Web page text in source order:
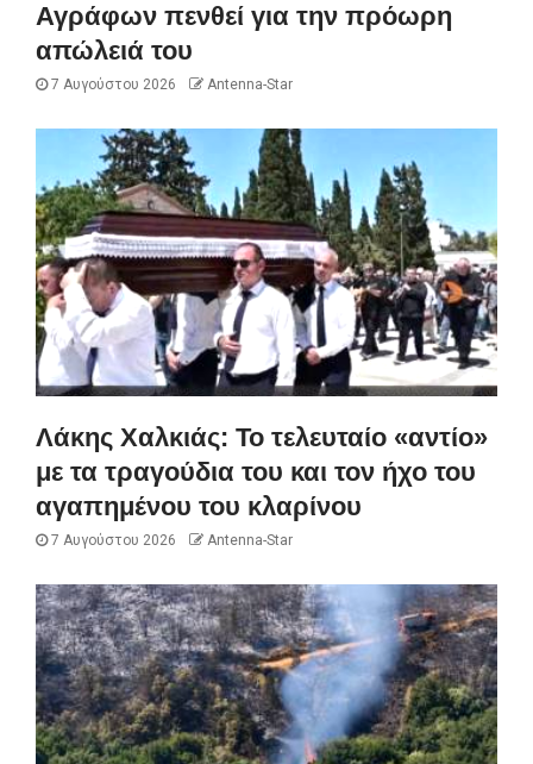
Αγράφων πενθεί για την πρόωρη
απώλειά του
7 Αυγούστου 2026 Antenna-Star
Λάκης Χαλκιάς: Το τελευταίο «αντίο»
με τα τραγούδια του και τον ήχο του
αγαπημένου του κλαρίνου
7 Αυγούστου 2026 Antenna-Star